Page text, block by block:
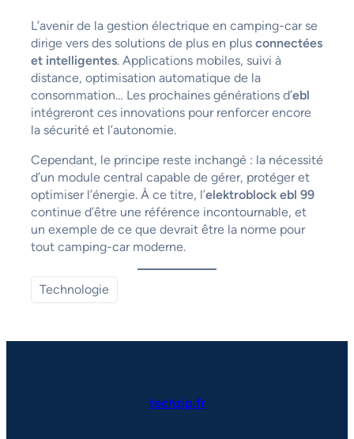
L’avenir de la gestion électrique en camping-car se
dirige vers des solutions de plus en plus connectées
et intelligentes. Applications mobiles, suivi à
distance, optimisation automatique de la
consommation… Les prochaines générations d’ebl
intégreront ces innovations pour renforcer encore
la sécurité et l’autonomie.
Cependant, le principe reste inchangé : la nécessité
d’un module central capable de gérer, protéger et
optimiser l’énergie. À ce titre, l’elektroblock ebl 99
continue d’être une référence incontournable, et
un exemple de ce que devrait être la norme pour
tout camping-car moderne.
Technologie
techzip.fr